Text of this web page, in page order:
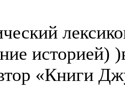
историей)
«Книги